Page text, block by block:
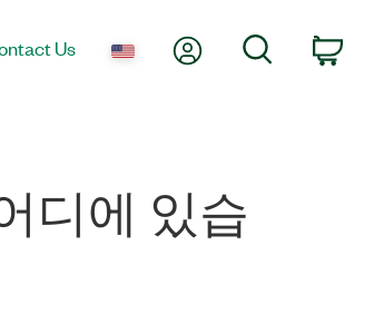
Us My AccountSearch
디에 있습